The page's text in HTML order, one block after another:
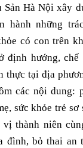
Sản Hà Nội xây
hành những
có con trên
định hướng,
thực tại địa
các nội dung:
sức khỏe trẻ
vị thành niên
bỏ thai an